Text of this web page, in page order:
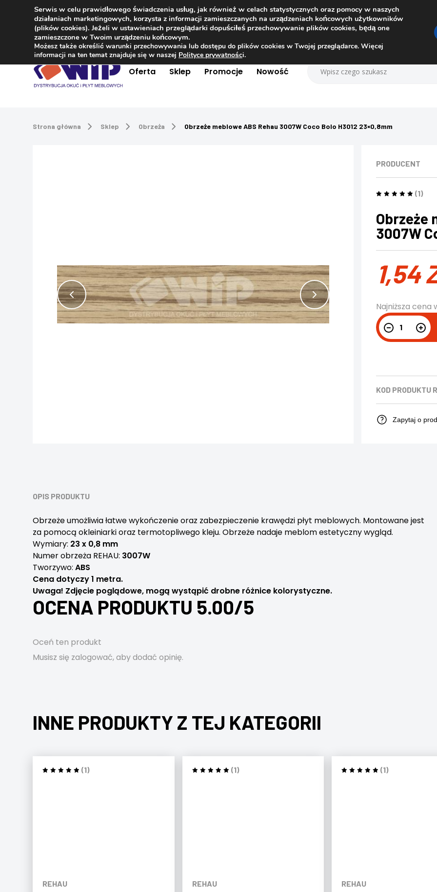
Kontakt +48 504 181 848
Oferta Sklep Promocje Nowość
Strona główna Sklep Obrzeża Obrzeże meblowe ABS Rehau 3007W Coco Bolo H3012 23×0,8mm
PRODUCENT
(1)
Obrzeże
3007W
1,54
Najniższa
KOD PRODUKTU
Zapytaj o
OPIS PRODUKTU
Obrzeże umożliwia łatwe wykończenie oraz zabezpieczenie krawędzi płyt meblowych. Montowane jest
za pomocą okleiniarki oraz termotopliwego kleju. Obrzeże nadaje meblom estetyczny wygląd.
Wymiary: 23 x 0,8 mm
Numer obrzeża REHAU: 3007W
Tworzywo:ABS
Cena dotyczy 1 metra.
Uwaga! Zdjęcie poglądowe, mogą wystąpić drobne różnice kolorystyczne.
OCENA PRODUKTU 5.00/5
Oceń ten produkt
Musisz się zalogować, aby dodać opinię.
INNE PRODUKTY Z TEJ KATEGORII
(1)
REHAU
(1)
REHAU
(1)
REHAU
Serwis w celu prawidłowego świadczenia usług, jak również w celach statystycznych oraz pomocy w naszych
działaniach marketingowych, korzysta z informacji zamieszczanych na urządzeniach końcowych użytkowników
(plików cookies). Jeżeli w ustawieniach przeglądarki dopuściłeś przechowywanie plików cookies, będą one
zamieszczone w Twoim urządzeniu końcowym.
Możesz także określić warunki przechowywania lub dostępu do plików cookies w Twojej przeglądarce. Więcej
informacji na ten temat znajduje się w naszej Polityce prywatności.